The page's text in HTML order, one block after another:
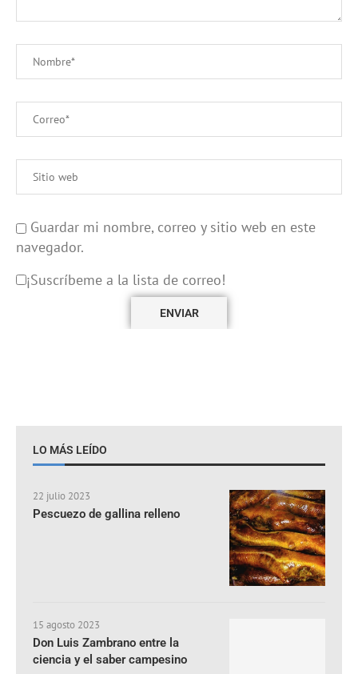
Guardar mi nombre, correo y sitio web en este
navegador.
¡Suscríbeme a la lista de correo!
LO MÁS LEÍDO
22 julio 2023
Pescuezo de gallina relleno
15 agosto 2023
Don Luis Zambrano entre la
ciencia y el saber campesino